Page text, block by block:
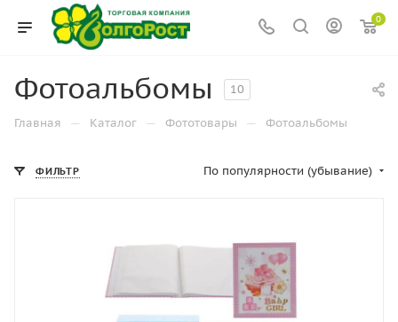
0
Фотоальбомы 10
Главная — Каталог — Фототовары — Фотоальбомы
ФИЛЬТР По популярности (убывание)